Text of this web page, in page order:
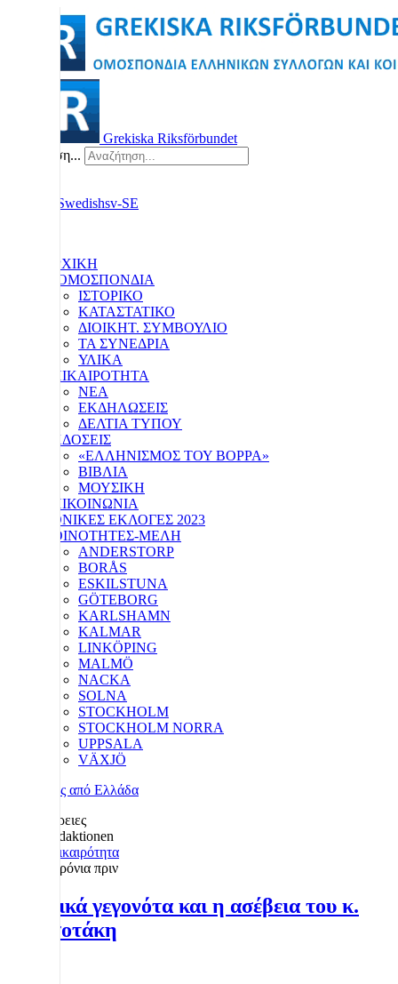
Grekiska Riksförbundet
Αναζήτηση...
ΑΡΧΙΚΗ
Η ΟΜΟΣΠΟΝΔΙΑ
ΙΣΤΟΡΙΚΟ
ΚΑΤΑΣΤΑΤΙΚΟ
ΔΙΟΙΚΗΤ. ΣΥΜΒΟΥΛΙΟ
ΤΑ ΣΥΝΕΔΡΙΑ
ΥΛΙΚΑ
ΕΠΙΚΑΙΡΟΤΗΤΑ
ΝΕΑ
ΕΚΔΗΛΩΣΕΙΣ
ΔΕΛΤΙΑ ΤΥΠΟΥ
ΕΚΔΟΣΕΙΣ
«ΕΛΛΗΝΙΣΜΟΣ ΤΟΥ ΒΟΡΡΑ»
ΒΙΒΛΙΑ
ΜΟΥΣΙΚΗ
ΕΠΙΚΟΙΝΩΝΙΑ
ΕΘΝΙΚΕΣ ΕΚΛΟΓΕΣ 2023
ΚΟΙΝΟΤΗΤΕΣ-ΜΕΛΗ
ANDERSTORP
BORÅS
ESKILSTUNA
GÖTEBORG
KARLSHAMN
KALMAR
LINKÖPING
MALMÖ
NACKA
SOLNA
STOCKHOLM
STOCKHOLM NORRA
UPPSALA
VÄXJÖ
Λεπτομέρειες
Redaktionen
Επικαιρότητα
2 χρόνια πριν
Ιστορικά γεγονότα και η ασέβεια του κ.
Μητσοτάκη